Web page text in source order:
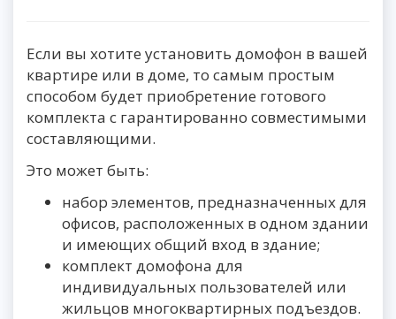
Если вы хотите установить домофон в вашей
квартире или в доме, то самым простым
способом будет приобретение готового
комплекта с гарантированно совместимыми
составляющими.
Это может быть:
набор элементов, предназначенных для
офисов, расположенных в одном здании
и имеющих общий вход в здание;
комплект домофона для
индивидуальных пользователей или
жильцов многоквартирных подъездов.